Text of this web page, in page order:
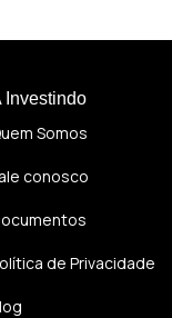
Investindo
Somos
conosco
de Privacidade